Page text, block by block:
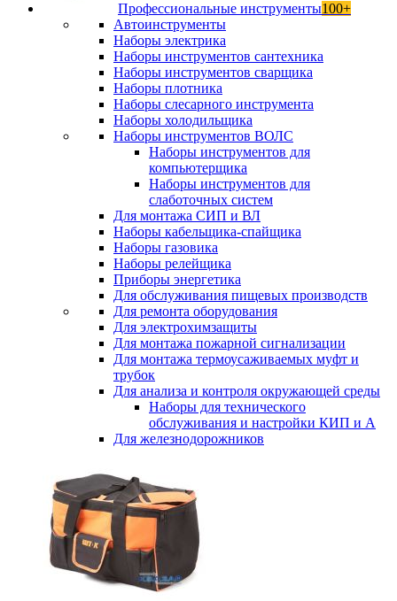
Профессиональные инструменты100+
Автоинструменты
Наборы электрика
Наборы инструментов сантехника
Наборы инструментов сварщика
Наборы плотника
Наборы слесарного инструмента
Наборы холодильщика
Наборы инструментов ВОЛС
Наборы инструментов для
компьютерщика
Наборы инструментов для
слаботочных систем
Для монтажа СИП и ВЛ
Наборы кабельщика-спайщика
Наборы газовика
Наборы релейщика
Приборы энергетика
Для обслуживания пищевых производств
Для ремонта оборудования
Для электрохимзащиты
Для монтажа пожарной сигнализации
Для монтажа термоусаживаемых муфт и
трубок
Для анализа и контроля окружающей среды
Наборы для технического
обслуживания и настройки КИП и А
Для железнодорожников